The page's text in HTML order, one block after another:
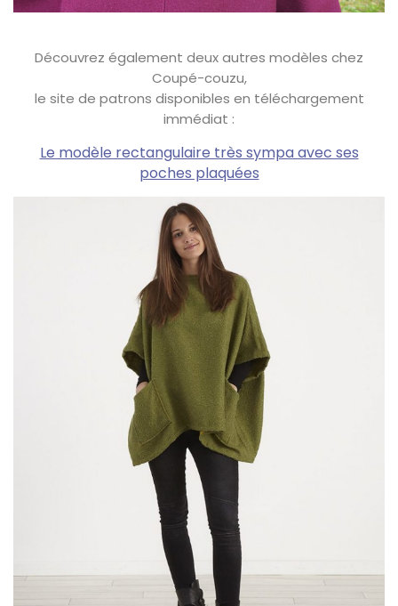
Découvrez également deux autres modèles chez
Coupé-couzu,
le site de patrons disponibles en téléchargement
immédiat :
Le modèle rectangulaire très sympa avec ses
poches plaquées